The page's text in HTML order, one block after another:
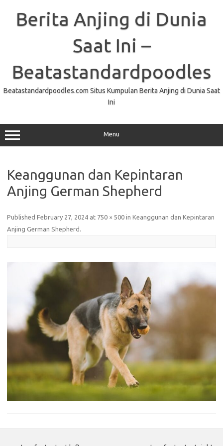
contentBerita Anjing di Dunia
Saat Ini –
Beatastandardpoodles
Beatastandardpoodles.com Situs Kumpulan Berita Anjing di Dunia Saat
Ini
Menu
Keanggunan dan Kepintaran
Anjing German Shepherd
Published February 27, 2024 at 750 × 500 in Keanggunan dan Kepintaran
Anjing German Shepherd .